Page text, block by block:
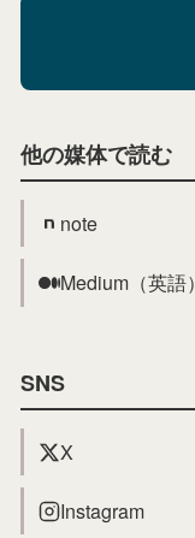
他の媒体で読む
note
Medium（英語）
SNS
X
Instagram